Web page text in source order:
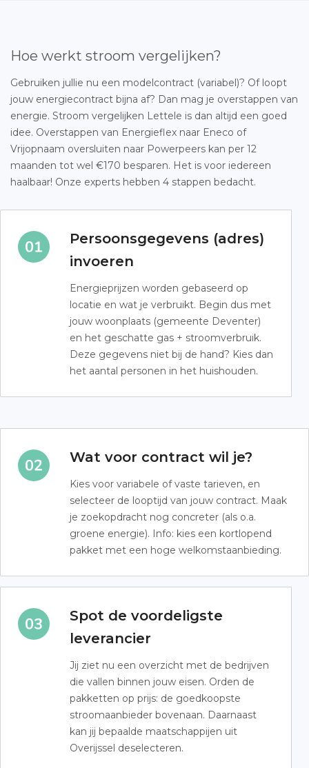
Hoe werkt stroom vergelijken?
Gebruiken jullie nu een modelcontract (variabel)? Of loopt
jouw energiecontract bijna af? Dan mag je overstappen van
energie. Stroom vergelijken Lettele is dan altijd een goed
idee. Overstappen van Energieflex naar Eneco of
Vrijopnaam oversluiten naar Powerpeers kan per 12
maanden tot wel €170 besparen. Het is voor iedereen
haalbaar! Onze experts hebben 4 stappen bedacht.
Persoonsgegevens (adres)
invoeren
Energieprijzen worden gebaseerd op
locatie en wat je verbruikt. Begin dus met
jouw woonplaats (gemeente Deventer)
en het geschatte gas + stroomverbruik.
Deze gegevens niet bij de hand? Kies dan
het aantal personen in het huishouden.
Wat voor contract wil je?
Kies voor variabele of vaste tarieven, en
selecteer de looptijd van jouw contract. Maak
je zoekopdracht nog concreter (als o.a.
groene energie). Info: kies een kortlopend
pakket met een hoge welkomstaanbieding.
Spot de voordeligste
leverancier
Jij ziet nu een overzicht met de bedrijven
die vallen binnen jouw eisen. Orden de
pakketten op prijs: de goedkoopste
stroomaanbieder bovenaan. Daarnaast
kan jij bepaalde maatschappijen uit
Overijssel deselecteren.